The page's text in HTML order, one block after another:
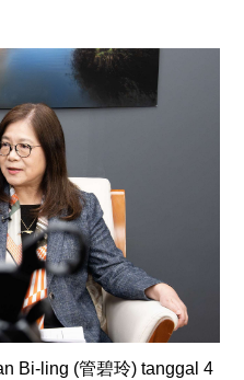
Bi-ling (管碧玲) tanggal 4